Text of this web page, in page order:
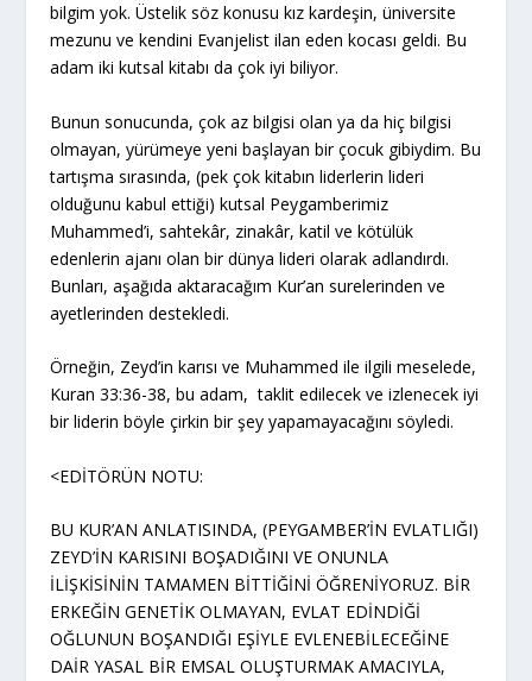
bilgim yok. Üstelik söz konusu kız kardeşin, üniversite
mezunu ve kendini Evanjelist ilan eden kocası geldi. Bu
adam iki kutsal kitabı da çok iyi biliyor.
Bunun sonucunda, çok az bilgisi olan ya da hiç bilgisi
olmayan, yürümeye yeni başlayan bir çocuk gibiydim. Bu
tartışma sırasında, (pek çok kitabın liderlerin lideri
olduğunu kabul ettiği) kutsal Peygamberimiz
Muhammed’i, sahtekâr, zinakâr, katil ve kötülük
edenlerin ajanı olan bir dünya lideri olarak adlandırdı.
Bunları, aşağıda aktaracağım Kur’an surelerinden ve
ayetlerinden destekledi.
Örneğin, Zeyd’in karısı ve Muhammed ile ilgili meselede,
Kuran 33:36-38, bu adam, taklit edilecek ve izlenecek iyi
bir liderin böyle çirkin bir şey yapamayacağını söyledi.
<EDİTÖRÜN NOTU:
BU KUR’AN ANLATISINDA, (PEYGAMBER’İN EVLATLIĞI)
ZEYD’İN KARISINI BOŞADIĞINI VE ONUNLA
İLİŞKİSİNİN TAMAMEN BİTTİĞİNİ ÖĞRENİYORUZ. BİR
ERKEĞİN GENETİK OLMAYAN, EVLAT EDİNDİĞİ
OĞLUNUN BOŞANDIĞI EŞİYLE EVLENEBİLECEĞİNE
DAİR YASAL BİR EMSAL OLUŞTURMAK AMACIYLA,